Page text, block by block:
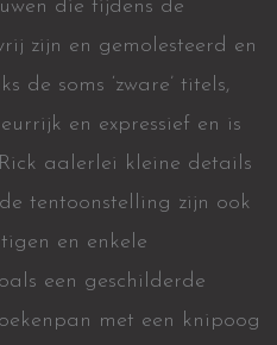
die tijdens de
zijn en gemolesteerd en
de soms ‘zware’ titels,
en expressief en is
aalerlei kleine details
tentoonstelling zijn ook
en enkele
een geschilderde
met een knipoog